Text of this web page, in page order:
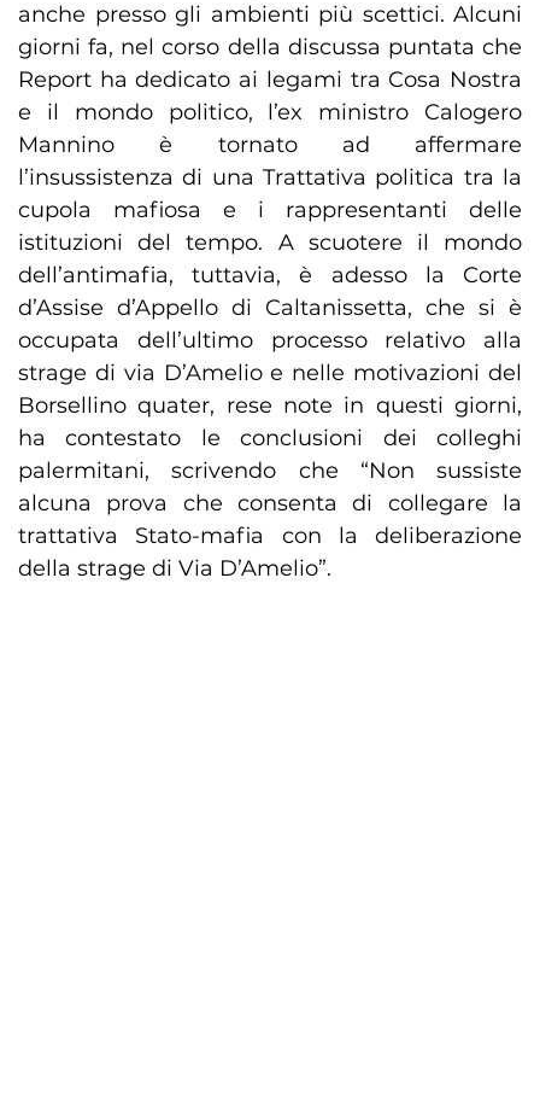
anche presso gli ambienti più scettici. Alcuni
giorni fa, nel corso della discussa puntata che
Report ha dedicato ai legami tra Cosa Nostra
e il mondo politico, l’ex ministro Calogero
Mannino è tornato ad affermare
l’insussistenza di una Trattativa politica tra la
cupola mafiosa e i rappresentanti delle
istituzioni del tempo. A scuotere il mondo
dell’antimafia, tuttavia, è adesso la Corte
d’Assise d’Appello di Caltanissetta, che si è
occupata dell’ultimo processo relativo alla
strage di via D’Amelio e nelle motivazioni del
Borsellino quater, rese note in questi giorni,
ha contestato le conclusioni dei colleghi
palermitani, scrivendo che “Non sussiste
alcuna prova che consenta di collegare la
trattativa Stato-mafia con la deliberazione
della strage di Via D’Amelio”.